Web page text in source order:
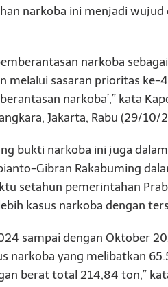
narkoba ini menjadi wujud
narkoba
melalui sasaran prioritas ke-
narkoba’,” kata
Jakarta, Rabu (29/10/
bukti narkoba ini juga
Gibran Rakabuming
setahun pemerintahan
kasus narkoba dengan
sampai dengan Oktober
narkoba yang melibatkan
berat total 214,84 ton,”